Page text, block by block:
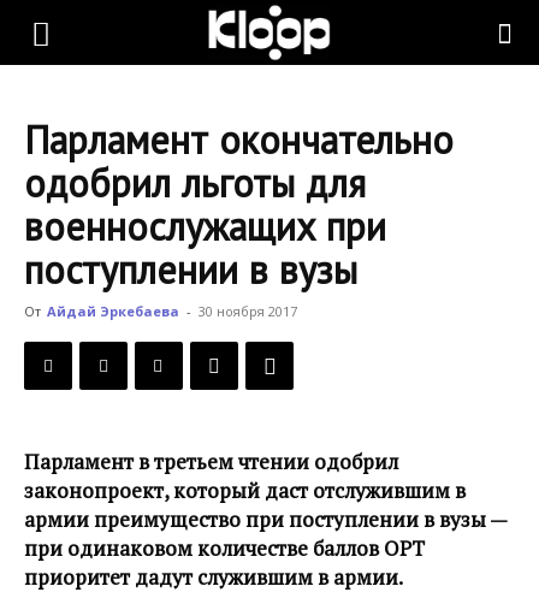
KLOOP.KG
Новости
Кыргызстана
Парламент окончательно
одобрил льготы для
военнослужащих при
поступлении в вузы
От Айдай Эркебаева - 30 ноября 2017
Парламент в третьем чтении одобрил
законопроект, который даст отслужившим в
армии преимущество при поступлении в вузы —
при одинаковом количестве баллов ОРТ
приоритет дадут служившим в армии.